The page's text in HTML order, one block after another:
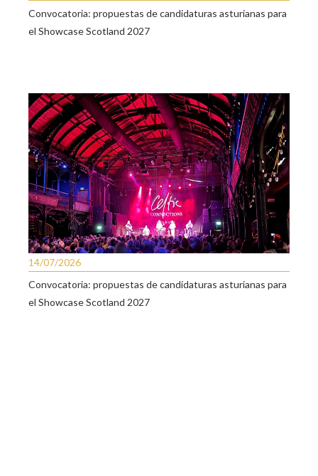
Convocatoria: propuestas de candidaturas asturianas para
el Showcase Scotland 2027
14/07/2026
Convocatoria: propuestas de candidaturas asturianas para
el Showcase Scotland 2027